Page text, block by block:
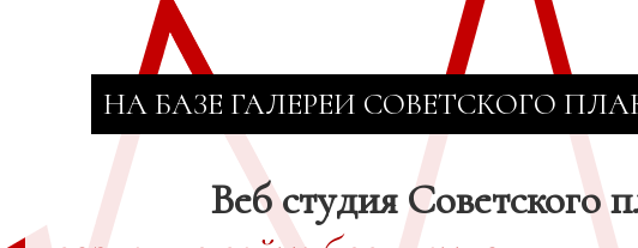
НА БАЗЕ ГАЛЕРЕИ СОВЕТСКОГО
Веб студия Советского